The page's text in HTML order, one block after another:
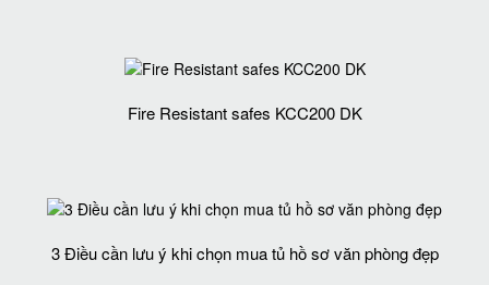
Fire Resistant safes KCC200 DK
3 Điều cần lưu ý khi chọn mua tủ hồ sơ văn phòng đẹp